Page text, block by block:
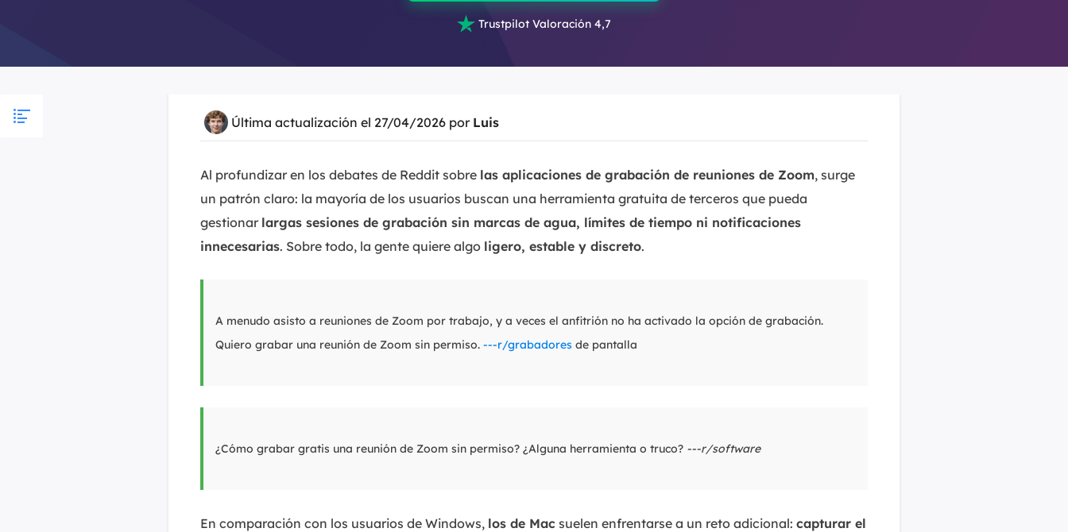
 Trustpilot Valoración 4,7
Última actualización el 27/04/2026 por Luis
Al profundizar en los debates de Reddit sobre las aplicaciones de grabación de reuniones de Zoom, surge
un patrón claro: la mayoría de los usuarios buscan una herramienta gratuita de terceros que pueda
gestionar largas sesiones de grabación sin marcas de agua, límites de tiempo ni notificaciones
innecesarias. Sobre todo, la gente quiere algo ligero, estable y discreto.
A menudo asisto a reuniones de Zoom por trabajo, y a veces el anfitrión no ha activado la opción de grabación.
Quiero grabar una reunión de Zoom sin permiso. ---r/grabadores de pantalla
¿Cómo grabar gratis una reunión de Zoom sin permiso? ¿Alguna herramienta o truco? ---r/software
En comparación con los usuarios de Windows, los de Mac suelen enfrentarse a un reto adicional: capturar el